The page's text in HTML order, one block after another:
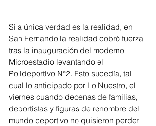
Si a única verdad es la realidad, en
San Fernando la realidad cobró fuerza
tras la inauguración del moderno
Microestadio levantando el
Polideportivo N°2. Esto sucedía, tal
cual lo anticipado por Lo Nuestro, el
viernes cuando decenas de familias,
deportistas y figuras de renombre del
mundo deportivo no quisieron perder